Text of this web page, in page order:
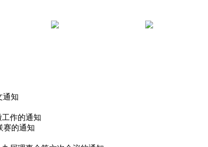
通知
作的通知
赛的通知